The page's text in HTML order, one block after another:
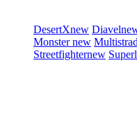
DesertXnew Diavel
Monsternew
Streetfighternew